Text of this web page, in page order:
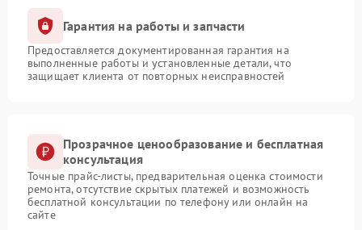
Гарантия на работы и запчасти
Предоставляется документированная гарантия на
выполненные работы и установленные детали, что
защищает клиента от повторных неисправностей
Прозрачное ценообразование и бесплатная
консультация
Точные прайс-листы, предварительная оценка стоимости
ремонта, отсутствие скрытых платежей и возможность
бесплатной консультации по телефону или онлайн на
сайте